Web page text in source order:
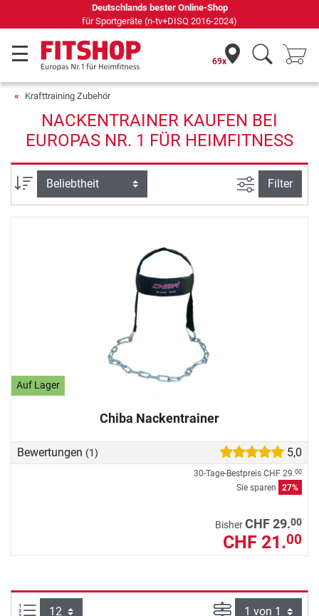
Deutschlands bester Online-Shop
für Sportgeräte (n-tv+DISQ 2016-2024)
69x
Krafttraining Zubehör
NACKENTRAINER KAUFEN BEI
EUROPAS NR. 1 FÜR HEIMFITNESS
Sortierung Ansicht
Filter
Auf Lager
Chiba Nackentrainer
Bewertungen (1) 5,0
30-Tage-Bestpreis CHF 29.00
Sie sparen 27%
BisherCHF 29.00
CHF 21.00
Artikel pro Seite: Seite